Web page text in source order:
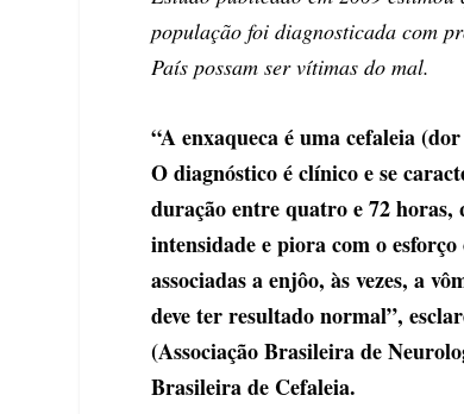
população foi diagnosticada com
País possam ser vítimas do mal.
“A enxaqueca é uma cefaleia
O diagnóstico é clínico e se
duração entre quatro e 72
intensidade e piora com o
associadas a enjôo, às vezes, a
deve ter resultado normal”,
(Associação Brasileira de
Brasileira de Cefaleia.